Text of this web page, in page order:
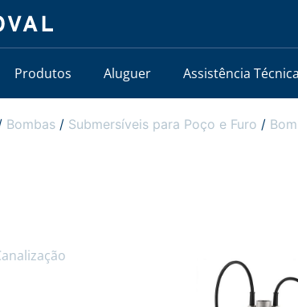
Produtos Aluguer Assistência Técnica
Bombas / Submersíveis para Poço e Furo /